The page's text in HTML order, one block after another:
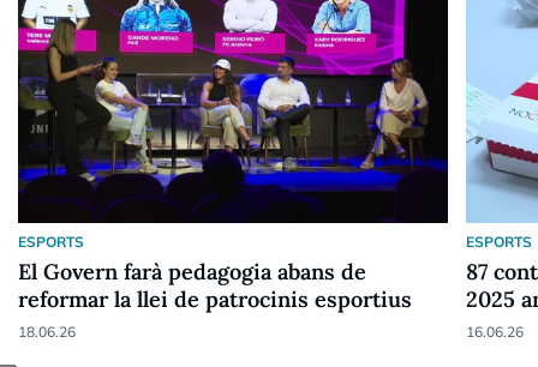
ESPORTS
El Govern farà pedagogia abans de
reformar la llei de patrocinis esportius
18.06.26
ESPORTS
87
2025
16.06.26